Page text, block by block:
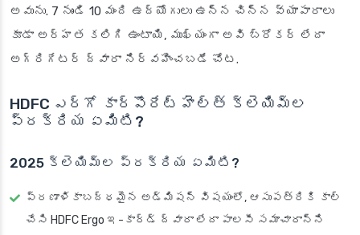
అవును. 7 నుండి 10 మంది ఉద్యోగులు ఉన్న చిన్న వ్యాపారాలు
కూడా అర్హత కలిగి ఉంటాయి, ముఖ్యంగా అవి బ్రోకర్ లేదా
అగ్రిగేటర్ ద్వారా నిర్వహించబడే చోట.
HDFC ఎర్గో కార్పొరేట్ హెల్త్ క్లెయిమ్‌ల
ప్రక్రియ ఏమిటి?
2025 క్లెయిమ్‌ల ప్రక్రియ ఏమిటి?
ప్రణాళికాబద్ధమైన అడ్మిషన్ విషయంలో, ఆసుపత్రికి కాల్
చేసి HDFC Ergo ఇ-కార్డ్ ద్వారా లేదా పాలసీ సమాచారాన్ని